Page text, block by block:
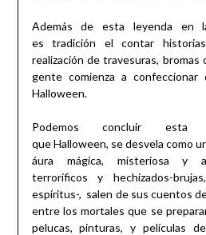
Además de esta leyenda en
es tradición el contar
realización de travesuras, bromas
gente comienza a
Halloween.
Podemos concluir esta
que Halloween, se desvela como
áura mágica, misteriosa y
terroríficos y hechizados-
espíritus-, salen de sus cuentos
entre los mortales que se
pelucas, pinturas, y películas